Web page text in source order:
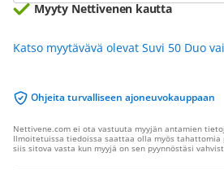
Myyty Nettivenen kautta
Katso myytävävä olevat Suvi 50 Duo
Ohjeita turvalliseen ajoneuvokauppaan
Nettivene.com ei ota vastuuta myyjän antamien
Ilmoitetuissa tiedoissa saattaa olla myös
siis sitova vasta kun myyjä on sen pyynnöstäsi